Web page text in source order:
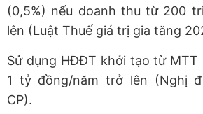
(0,5%) nếu doanh thu từ 200
lên (Luật Thuế giá trị gia tăng
Sử dụng HĐĐT khởi tạo từ
1 tỷ đồng/năm trở lên (Nghị
CP).